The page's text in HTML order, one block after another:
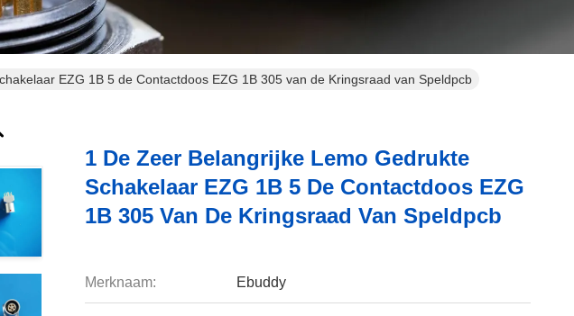
EZG 1B 5 de Contactdoos EZG 1B 305 van de Kringsraad van Speldpcb
1 De Zeer Belangrijke Lemo Gedrukte
Schakelaar EZG 1B 5 De Contactdoos EZG
1B 305 Van De Kringsraad Van Speldpcb
Merknaam: Ebuddy